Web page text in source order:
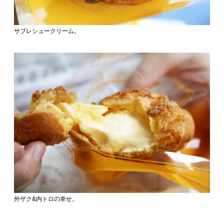
サブレシュークリーム。
外ザク&内トロの幸せ。